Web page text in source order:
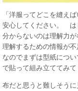
「洋服ってどこを縫え
安心してください。 は
分からないのは理解力
理解するための情報が不
なのでまずは型紙につ
で貼って組み立ててみて
布だと思うと難しそう